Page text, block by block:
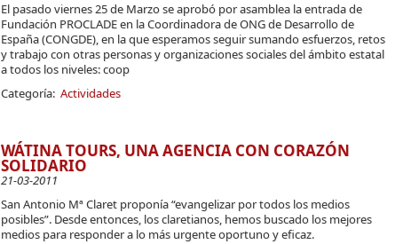
El pasado viernes 25 de Marzo se aprobó por asamblea la entrada de
Fundación PROCLADE en la Coordinadora de ONG de Desarrollo de
España (CONGDE), en la que esperamos seguir sumando esfuerzos, retos
y trabajo con otras personas y organizaciones sociales del ámbito estatal
a todos los niveles: coop
Categoría: Actividades
WÁTINA TOURS, UNA AGENCIA CON CORAZÓN
SOLIDARIO
21-03-2011
San Antonio Mª Claret proponía “evangelizar por todos los medios
posibles”. Desde entonces, los claretianos, hemos buscado los mejores
medios para responder a lo más urgente oportuno y eficaz.